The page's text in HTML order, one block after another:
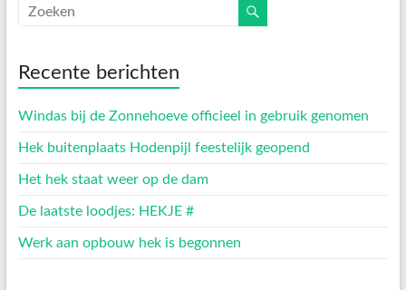
Recente berichten
Windas bij de Zonnehoeve officieel in gebruik genomen
Hek buitenplaats Hodenpijl feestelijk geopend
Het hek staat weer op de dam
De laatste loodjes: HEKJE #
Werk aan opbouw hek is begonnen